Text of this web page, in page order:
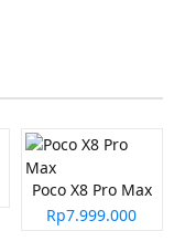
Poco X8 Pro Max
Rp7.999.000